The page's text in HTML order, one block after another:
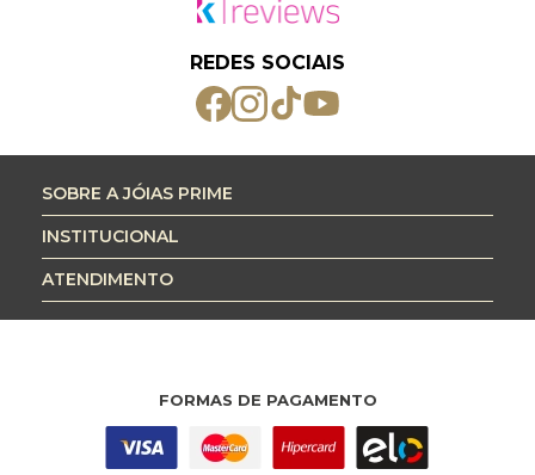
REDES SOCIAIS
SOBRE A JÓIAS PRIME
INSTITUCIONAL
ATENDIMENTO
FORMAS DE PAGAMENTO